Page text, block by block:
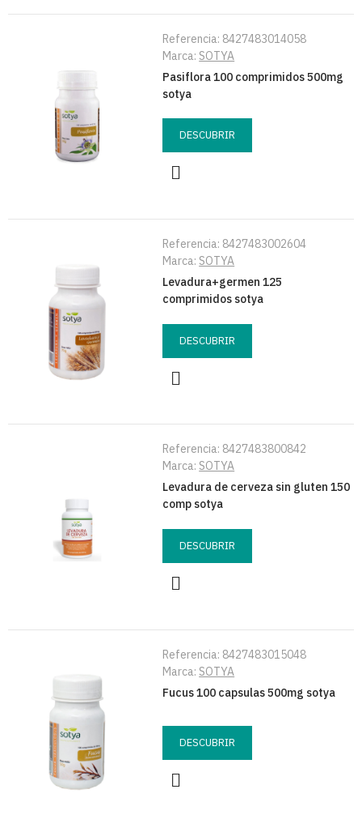
Referencia: 8427483014058
Marca: SOTYA
Pasiflora 100 comprimidos 500mg
sotya
DESCUBRIR
Referencia: 8427483002604
Marca: SOTYA
Levadura+germen 125
comprimidos sotya
DESCUBRIR
Referencia: 8427483800842
Marca: SOTYA
Levadura de cerveza sin gluten 150
comp sotya
DESCUBRIR
Referencia: 8427483015048
Marca: SOTYA
Fucus 100 capsulas 500mg sotya
DESCUBRIR